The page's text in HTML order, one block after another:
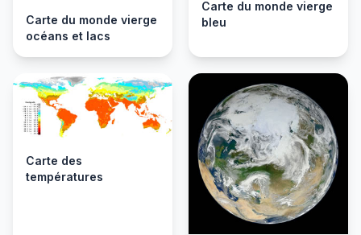
Carte du monde vierge
océans et lacs
Carte du monde vierge
bleu
Carte des
températures